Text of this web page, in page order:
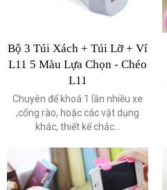
Bộ 3 Túi Xách + Túi Lỡ + Ví
L11 5 Màu Lựa Chọn - Chéo
L11
Chuyên để khoá 1 lần nhiều xe
,cổng rào, hoặc các vật dụng
khác, thiết kế chắc...